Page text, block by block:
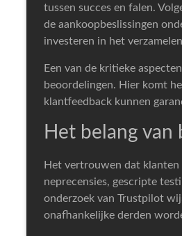
tussen succes en falen.
de aankoopbeslissingen
investeren in het
Een van de kritieke
beoordelingen. Hier komt
klantfeedback kunnen
Het belang
Het vertrouwen dat
neprecensies, gescripte
onderzoek van Trustpilot
onafhankelijke derden